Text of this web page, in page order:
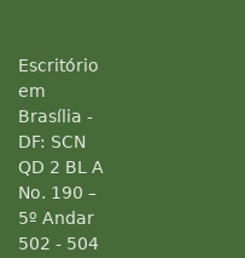
Escritório
em
Brasília -
DF: SCN
QD 2 BL A
No. 190 –
5º Andar
502 - 504